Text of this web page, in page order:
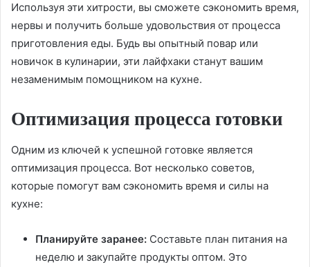
Используя эти хитрости, вы сможете сэкономить время,
нервы и получить больше удовольствия от процесса
приготовления еды. Будь вы опытный повар или
новичок в кулинарии, эти лайфхаки станут вашим
незаменимым помощником на кухне.
Оптимизация процесса готовки
Одним из ключей к успешной готовке является
оптимизация процесса. Вот несколько советов,
которые помогут вам сэкономить время и силы на
кухне:
Планируйте заранее: Составьте план питания на
неделю и закупайте продукты оптом. Это